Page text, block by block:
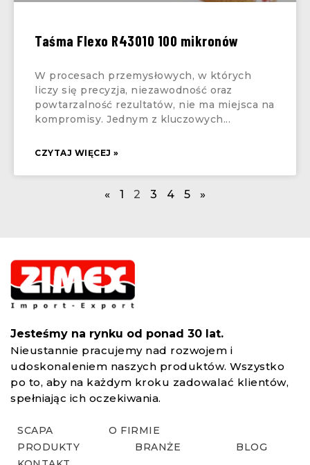
Taśma Flexo R43010 100 mikronów
W procesach przemysłowych, w których
liczy się precyzja, niezawodność oraz
powtarzalność rezultatów, nie ma miejsca na
kompromisy. Jednym z kluczowych
CZYTAJ WIĘCEJ »
« 1 2 3 4 5 »
Jesteśmy na rynku od ponad 30 lat.
Nieustannie pracujemy nad rozwojem i
udoskonaleniem naszych produktów. Wszystko
po to, aby na każdym kroku zadowalać klientów,
spełniając ich oczekiwania.
SCAPA
O FIRMIE
PRODUKTY
BRANŻE
BLOG